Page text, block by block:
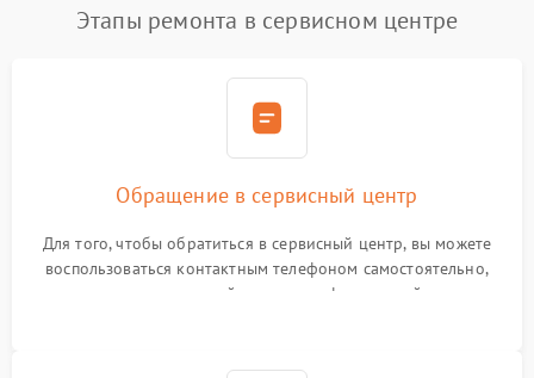
Этапы ремонта в сервисном центре
Обращение в сервисный центр
Для того, чтобы обратиться в сервисный центр, вы можете
воспользоваться контактным телефоном самостоятельно,
или оставить свой номер телефона на сайте